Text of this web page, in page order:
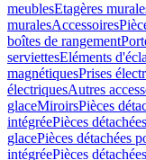
meublesEtagères
muralesAccessoires
boîtes de rangement
serviettesEléments
magnétiquesPrises
électriquesAutres
glaceMiroirsPièces
intégréePièces
glacePièces détachées
intégréePièces